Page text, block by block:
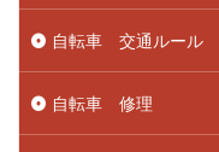
自転車 交通ルール
自転車 修理